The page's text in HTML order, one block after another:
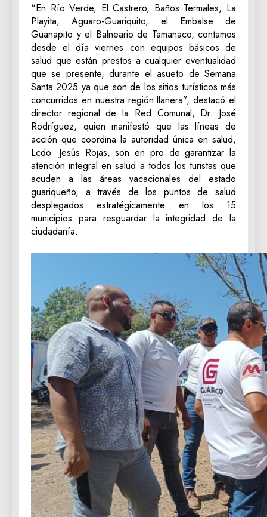
“En Río Verde, El Castrero, Baños Termales, La
Playita, Aguaro-Guariquito, el Embalse de
Guanapito y el Balneario de Tamanaco, contamos
desde el día viernes con equipos básicos de
salud que están prestos a cualquier eventualidad
que se presente, durante el asueto de Semana
Santa 2025 ya que son de los sitios turísticos más
concurridos en nuestra región llanera”, destacó el
director regional de la Red Comunal, Dr. José
Rodríguez, quien manifestó que las líneas de
acción que coordina la autoridad única en salud,
Lcdo. Jesús Rojas, son en pro de garantizar la
atención integral en salud a todos los turistas que
acuden a las áreas vacacionales del estado
guariqueño, a través de los puntos de salud
desplegados estratégicamente en los 15
municipios para resguardar la integridad de la
ciudadanía.